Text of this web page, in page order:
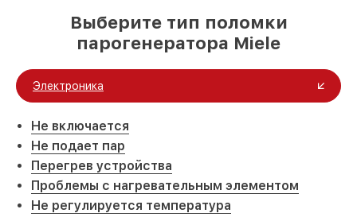
Выберите тип поломки
парогенератора Miele
Электроника
Не включается
Не подает пар
Перегрев устройства
Проблемы с нагревательным элементом
Не регулируется температура